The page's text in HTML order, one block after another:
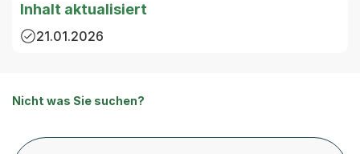
Inhalt aktualisiert
21.01.2026
Nicht was Sie suchen?